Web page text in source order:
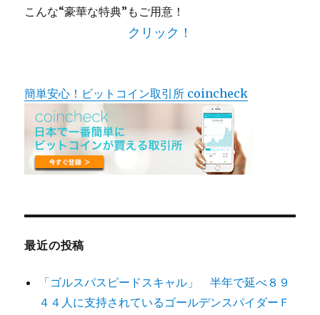
こんな“豪華な特典”もご用意！
クリック！
簡単安心！ビットコイン取引所 coincheck
最近の投稿
「ゴルスパスピードスキャル」 半年で延べ８９
４４人に支持されているゴールデンスパイダーＦ